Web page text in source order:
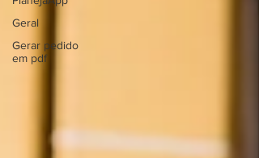
Geral
Gerar pedido
em pdf